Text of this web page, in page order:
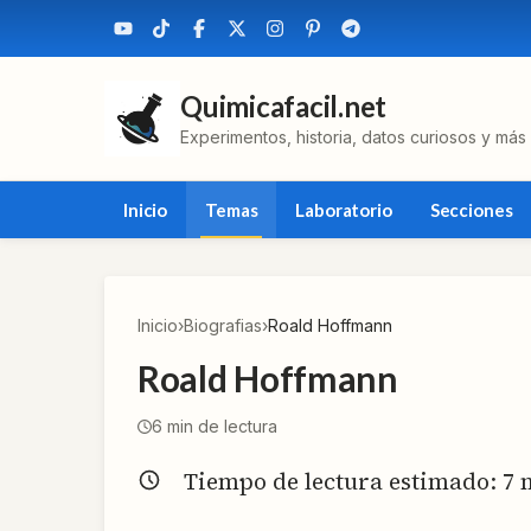
Quimicafacil.net
Experimentos, historia, datos curiosos y más
Inicio Temas Laboratorio Secciones
Inicio›Biografias›Roald Hoffmann
Roald Hoffmann
6 min de lectura
Tiempo de lectura estimado: 7